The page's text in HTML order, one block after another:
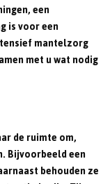
een
is voor een
mantelzorg
met u wat nodig
de ruimte om,
Bijvoorbeeld een
behouden ze